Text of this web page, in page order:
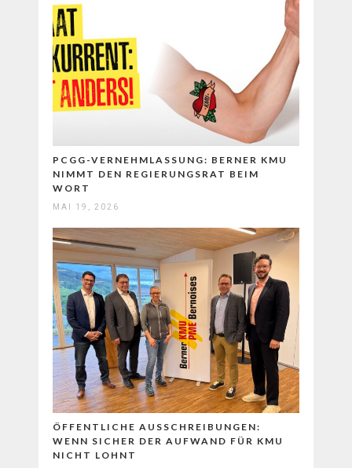
PCGG-VERNEHMLASSUNG: BERNER KMU
NIMMT DEN REGIERUNGSRAT BEIM
WORT
MAI 19, 2026
ÖFFENTLICHE AUSSCHREIBUNGEN:
WENN SICHER DER AUFWAND FÜR KMU
NICHT LOHNT